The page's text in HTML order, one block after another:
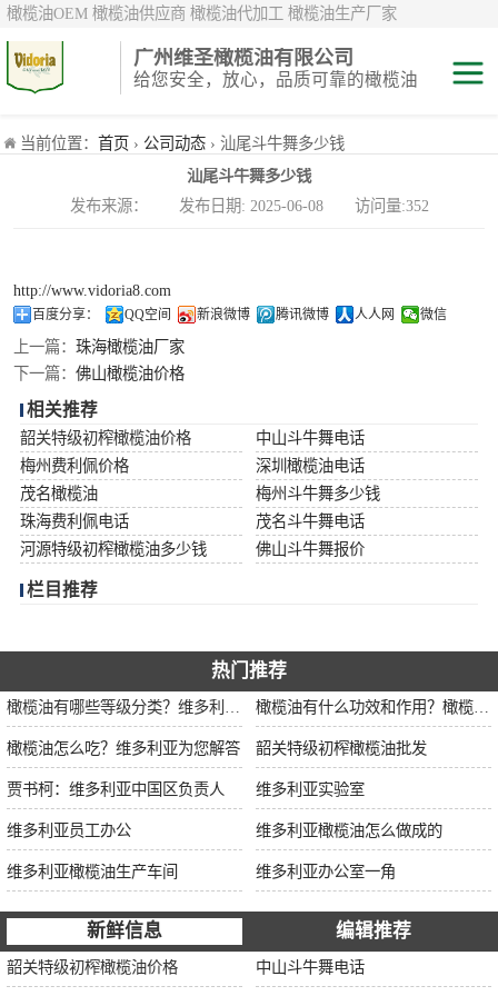
橄榄油OEM 橄榄油供应商 橄榄油代加工 橄榄油生产厂家
广州维圣橄榄油有限公司
给您安全，放心，品质可靠的橄榄油
当前位置： 首页 › 公司动态 › 汕尾斗牛舞多少钱
汕尾斗牛舞多少钱
发布来源： 发布日期: 2025-06-08 访问量:352
http://www.vidoria8.com
百度分享： QQ空间 新浪微博 腾讯微博 人人网 微信
上一篇： 珠海橄榄油厂家
下一篇： 佛山橄榄油价格
相关推荐
韶关特级初榨橄榄油价格
中山斗牛舞电话
梅州费利佩价格
深圳橄榄油电话
茂名橄榄油
梅州斗牛舞多少钱
珠海费利佩电话
茂名斗牛舞电话
河源特级初榨橄榄油多少钱
佛山斗牛舞报价
栏目推荐
热门推荐
橄榄油怎么吃？维多利亚为您解答 韶关特级初榨橄榄油批发
贾书柯：维多利亚中国区负责人 维多利亚实验室
维多利亚员工办公 维多利亚橄榄油怎么做成的
维多利亚橄榄油生产车间 维多利亚办公室一角
新鲜信息 编辑推荐
韶关特级初榨橄榄油价格 中山斗牛舞电话
特级初榨橄榄油
纯正/ 混合/ 精炼
中国橄榄油现货
斗牛舞
费利佩